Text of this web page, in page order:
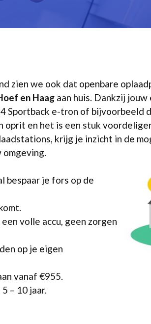
zien we ook dat openbare
en Haag aan huis. Dankzij
Sportback e-tron of bijvoorbeeld
oprit en het is een stuk
krijg je inzicht in de
bespaar je fors op de
volle accu, geen zorgen
op je eigen
vanaf €955.
– 10 jaar.